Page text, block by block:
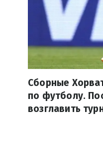
Сборные
по футболу.
возглавить